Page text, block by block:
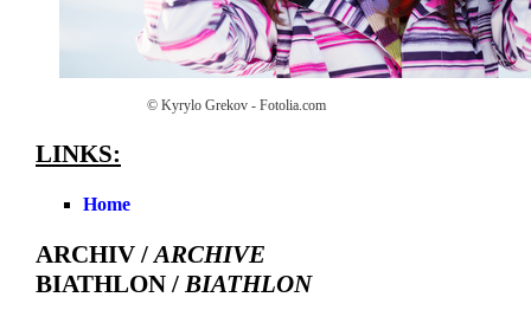
© Kyrylo Grekov - Fotolia.com
LINKS:
Home
ARCHIV /ARCHIVE
BIATHLON /BIATHLON